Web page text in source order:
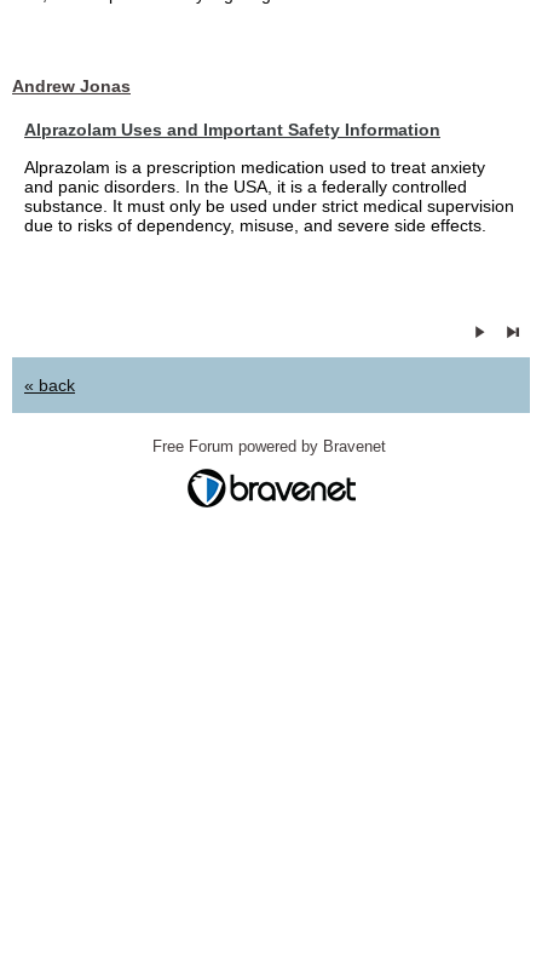
Andrew Jonas
Alprazolam Uses and Important Safety Information
Alprazolam is a prescription medication used to treat anxiety
and panic disorders. In the USA, it is a federally controlled
substance. It must only be used under strict medical supervision
due to risks of dependency, misuse, and severe side effects.
« back
Free Forum powered by Bravenet